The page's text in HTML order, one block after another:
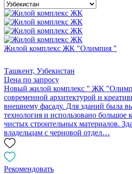
Жилой комплекс ЖК "Олимпия "
Ташкент, Узбекистан
Цена по запросу
Новый жилой комплекс " ЖК
современной архитектурой и
внешнему фасаду. Для зданий была
технология и использовано большое
чистых строительных материалов.
владельцам с черновой отдел…
Рекомендовать